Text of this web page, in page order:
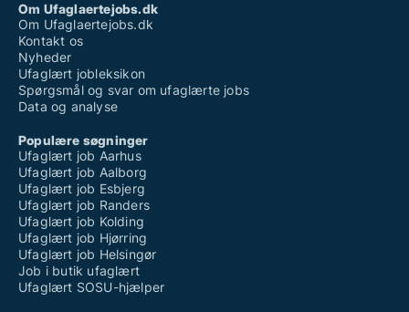
Om Ufaglaertejobs.dk
Om Ufaglaertejobs.dk
Kontakt os
Nyheder
Ufaglært jobleksikon
Spørgsmål og svar om ufaglærte jobs
Data og analyse
Populære søgninger
Ufaglært job Aarhus
Ufaglært job Aalborg
Ufaglært job Esbjerg
Ufaglært job Randers
Ufaglært job Kolding
Ufaglært job Hjørring
Ufaglært job Helsingør
Job i butik ufaglært
Ufaglært SOSU-hjælper